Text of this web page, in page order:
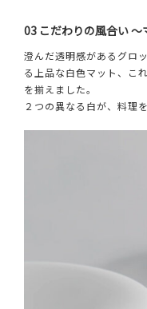
03 こだわりの風合い
澄んだ透明感があるグロ
る上品な白色マット、こ
を揃えました。
２つの異なる白が、料理